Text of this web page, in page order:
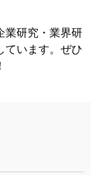
業研究・業界研
ています。ぜひ